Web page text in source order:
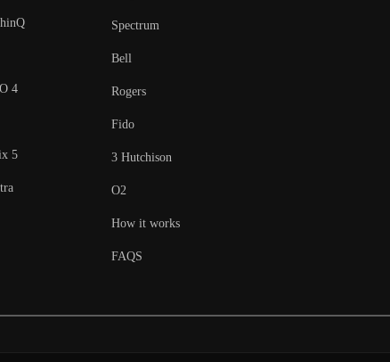
4
5
Spectrum
Bell
Rogers
Fido
3 Hutchison
O2
How it works
FAQS